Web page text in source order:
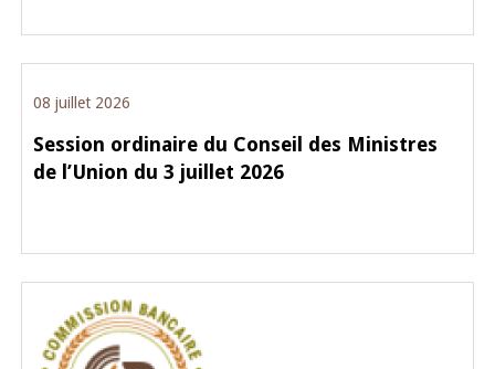
08 juillet 2026
Session ordinaire du Conseil des Ministres
de l’Union du 3 juillet 2026